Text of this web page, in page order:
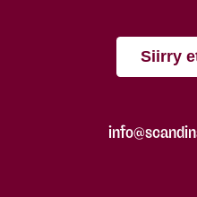
Siirry